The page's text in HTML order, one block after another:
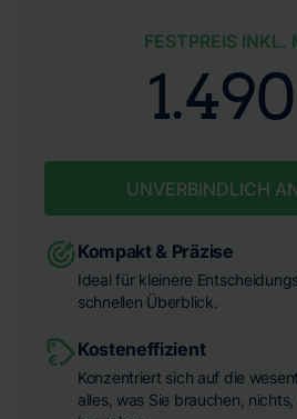
FESTPREIS INKL.
UNVERBINDLICH
Kompakt & Präzise
Ideal für kleinere
schnellen Überblick.
Kosteneffizient
Konzentriert sich auf die
alles, was Sie brauchen,